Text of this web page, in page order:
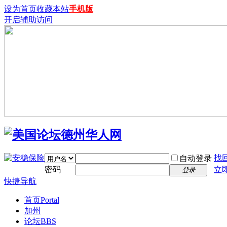
设为首页收藏本站手机版
开启辅助访问
自动登录 找
密码
登录
立
快捷导航
首页Portal
加州
论坛BBS